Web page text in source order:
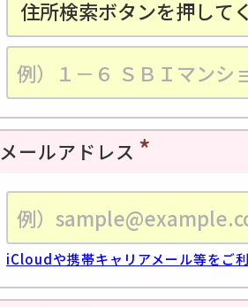
メールアドレス
iCloudや携帯キャリアメール等をご